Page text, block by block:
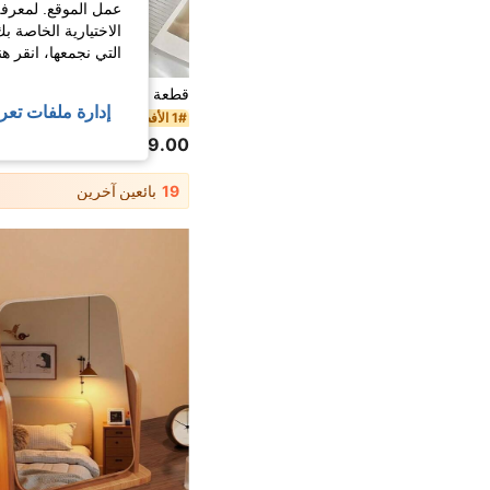
1# الأفضل مبيعا
9.00
19 بائعين آخرين
عمل الموقع.
الاختيارية
التي نجمعها، انقر
إدارة ملفات